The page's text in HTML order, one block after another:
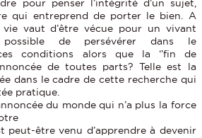
pour penser l’intégrité d’un sujet,
qui entreprend de porter le bien. A
vaut d’être vécue pour un vivant
de persévérer dans le
conditions alors que la ‘’fin de
de toutes parts? Telle est la
dans le cadre de cette recherche qui
pratique.
du monde qui n’a plus la force
peut-être venu d’apprendre à devenir